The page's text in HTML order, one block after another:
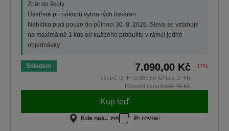
Zpět do školy
Ušetřete při nákupu vybraných tiskáren.
Nabídka platí pouze do půlnoci 30. 8. 2026. Sleva se vztahuje
na maximálně 1 kus od každého produktu v rámci jedné
objednávky.
Skladem 7.090,00 Kč
-17%
včetně DPH (5.859,50 Kč bez DPH)
Původní cena 8.557,75 Kč
Kup teď
Kde nakoupit Porovnat
Zpět do školy